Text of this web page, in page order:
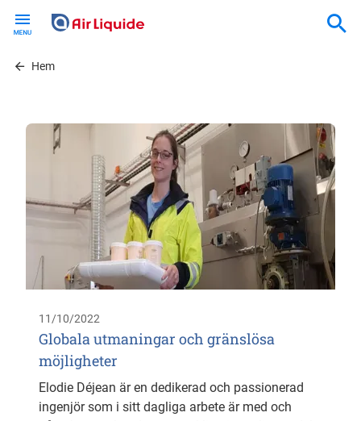
contentHem
11/10/2022
Globala utmaningar och gränslösa
möjligheter
Elodie Déjean är en dedikerad och passionerad
ingenjör som i sitt dagliga arbete är med och